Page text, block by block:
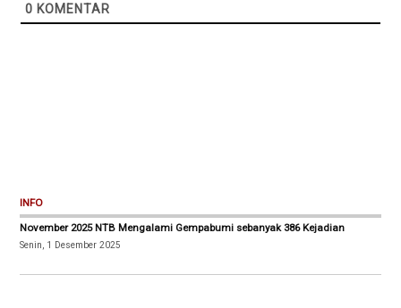
0 KOMENTAR
INFO
November 2025 NTB Mengalami Gempabumi sebanyak 386 Kejadian
Senin, 1 Desember 2025